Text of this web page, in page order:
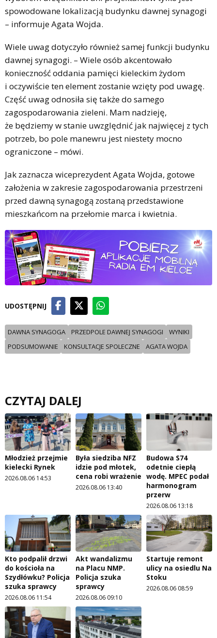
spowodowane lokalizacją budynku dawnej synagogi
– informuje Agata Wojda.
Wiele uwag dotyczyło również samej funkcji budynku
dawnej synagogi. – Wiele osób akcentowało
konieczność oddania pamięci kieleckim żydom
i oczywiście ten element zostanie wzięty pod uwagę.
Część uwag odnosiła się także do samego
zagospodarowania zieleni. Mam nadzieję,
że będziemy w stanie uwzględnić jak najwięcej z tych
potrzeb, bo pole manewru jest niestety mocno
ograniczone – mówi.
Jak zaznacza wiceprezydent Agata Wojda, gotowe
założenia w zakresie zagospodarowania przestrzeni
przed dawną synagogą zostaną przedstawione
mieszkańcom na przełomie marca i kwietnia.
UDOSTĘPNIJ
DAWNA SYNAGOGA PRZEDPOLE DAWNEJ SYNAGOGI
WYNIKI
PODSUMOWANIE
KONSULTACJE SPOLECZNE AGATA WOJDA
CZYTAJ DALEJ
Młodzież przejmie
kielecki Rynek
2026.08.06 14:53
Była siedziba NFZ
idzie pod młotek,
cena robi wrażenie
2026.08.06 13:40
Budowa S74
odetnie ciepłą
wodę. MPEC podał
harmonogram
przerw
2026.08.06 13:18
Kto podpalił drzwi
do kościoła na
Szydłówku? Policja
szuka sprawcy
2026.08.06 11:54
Akt wandalizmu
na Placu NMP.
Policja szuka
sprawcy
2026.08.06 09:10
Startuje remont
ulicy na osiedlu Na
Stoku
2026.08.06 08:59